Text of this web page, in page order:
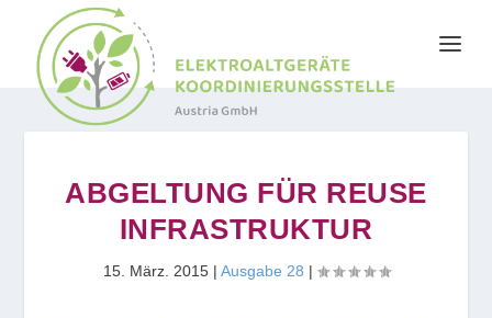
ABGELTUNG FÜR REUSE
INFRASTRUKTUR
15. März. 2015| Ausgabe 28 |